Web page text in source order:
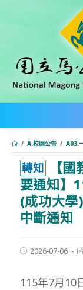
內
/ A.校園公告 / A03.
轉知
【
要通知】
(成功大
中斷通知
Post2026-07-06
115年7月10